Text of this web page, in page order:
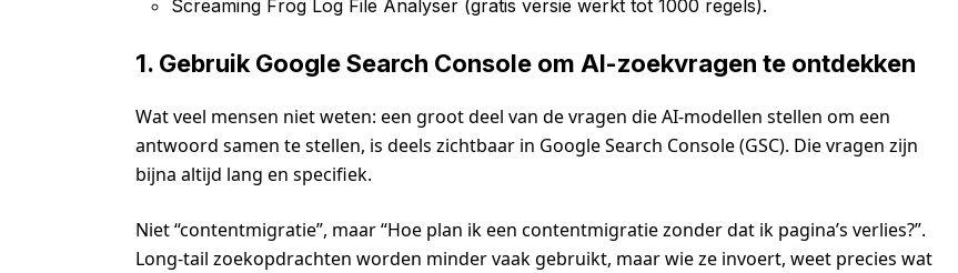
Screaming Frog Log File Analyser (gratis versie werkt tot 1000 regels).
1. Gebruik Google Search Console om AI-zoekvragen te ontdekken
Wat veel mensen niet weten: een groot deel van de vragen die AI-modellen stellen om een
antwoord samen te stellen, is deels zichtbaar in Google Search Console (GSC). Die vragen zijn
bijna altijd lang en specifiek.
Niet “contentmigratie”, maar “Hoe plan ik een contentmigratie zonder dat ik pagina’s verlies?”.
Long-tail zoekopdrachten worden minder vaak gebruikt, maar wie ze invoert, weet precies wat